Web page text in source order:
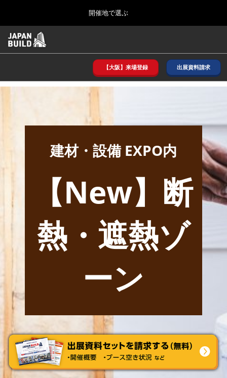
ッ
プ
し
進
to
close
the
開催地で選ぶ
8月_大阪
2026年08月26日
2026年12月02日
東京ビッグサイト/Tokyo Big Sight
3月_建設DX展＋（プラス）
2027年03月17日
東京ビッグサイト/Tokyo Big Sight
ー
バ
ル
ナ
ョ
を
折
む
【大阪】来場登録 出展資料請求
建材・設備 EXPO内
【New】断
熱・遮熱ゾ
ーン